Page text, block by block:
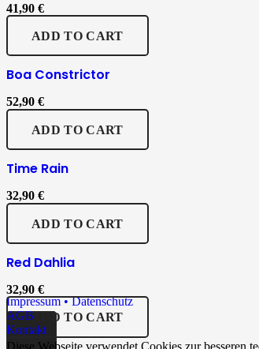
41,90 €
ADD TO CART
Boa Constrictor
52,90 €
ADD TO CART
Time Rain
32,90 €
ADD TO CART
Red Dahlia
32,90 €
ADD TO CART
Impressum • Datenschutz
AGB
Kontakt
Diese Webseite verwendet Cookies zur besseren